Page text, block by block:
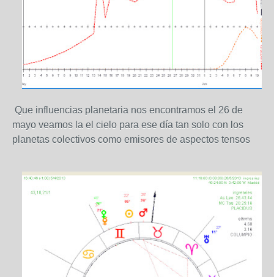
Que influencias planetaria nos encontramos el 26 de
mayo veamos la el cielo para ese día tan solo con los
planetas colectivos como emisores de aspectos tensos